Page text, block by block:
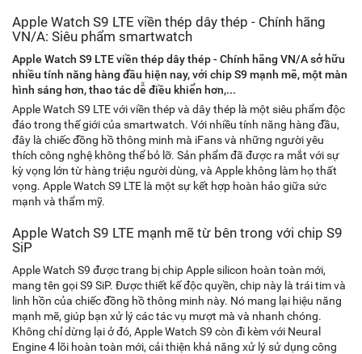
Apple Watch S9 LTE viền thép dây thép - Chính hãng
VN/A: Siêu phẩm smartwatch
Apple Watch S9 LTE viền thép dây thép - Chính hãng VN/A sở hữu
nhiều tính năng hàng đầu hiện nay, với chip S9 mạnh mẽ, một màn
hình sáng hơn, thao tác dễ điều khiển hơn,...
Apple Watch S9 LTE với viền thép và dây thép là một siêu phẩm độc
đáo trong thế giới của smartwatch. Với nhiều tính năng hàng đầu,
đây là chiếc đồng hồ thông minh mà iFans và những người yêu
thích công nghệ không thể bỏ lỡ. Sản phẩm đã được ra mắt với sự
kỳ vọng lớn từ hàng triệu người dùng, và Apple không làm họ thất
vọng. Apple Watch S9 LTE là một sự kết hợp hoàn hảo giữa sức
mạnh và thẩm mỹ.
Apple Watch S9 LTE mạnh mẽ từ bên trong với chip S9
SiP
Apple Watch S9 được trang bị chip Apple silicon hoàn toàn mới,
mang tên gọi S9 SiP. Được thiết kế độc quyền, chip này là trái tim và
linh hồn của chiếc đồng hồ thông minh này. Nó mang lại hiệu năng
mạnh mẽ, giúp bạn xử lý các tác vụ mượt mà và nhanh chóng.
Không chỉ dừng lại ở đó, Apple Watch S9 còn đi kèm với Neural
Engine 4 lõi hoàn toàn mới, cải thiện khả năng xử lý sử dụng công